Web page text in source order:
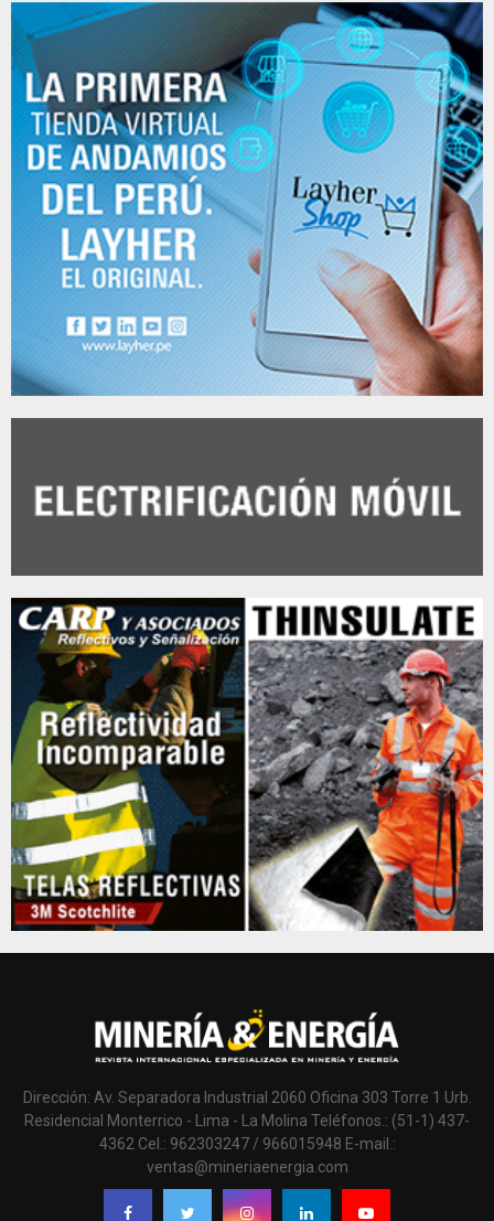
Dirección: Av. Separadora Industrial 2060 Oficina 303 Torre 1 Urb.
Residencial Monterrico - Lima - La Molina Teléfonos.: (51-1) 437-
4362 Cel.: 962303247 / 966015948 E-mail.:
ventas@mineriaenergia.com